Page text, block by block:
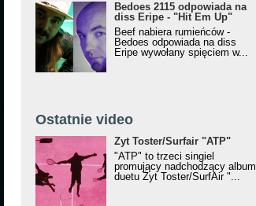
Bedoes 2115 odpowiada na
diss Eripe - "Hit Em Up"
Beef nabiera rumieńców -
Bedoes odpowiada na diss
Eripe wywołany spięciem w...
Ostatnie video
Żyt Toster/SurfAir - ATP VIDEO
Żyt Toster/Surfair "ATP"
"ATP" to trzeci singiel
promujący nadchodzący album
duetu Żyt Toster/SurfAir "...